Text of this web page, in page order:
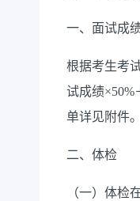
一、面试成
根据考生考
试成绩×50%
单详见附件。
二、体检
（一）体检